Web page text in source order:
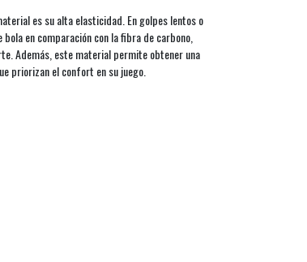
es su alta elasticidad. En golpes lentos o
en comparación con la fibra de carbono,
Además, este material permite obtener una
priorizan el confort en su juego.